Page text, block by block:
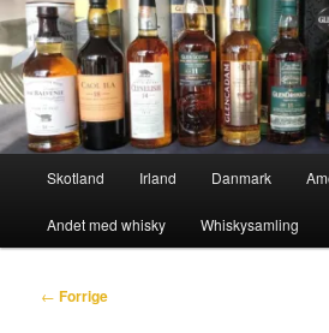
Skotland Irland Danmark
Andet med whisky Whiskysamling
Indlægsnavigation
← Forrige